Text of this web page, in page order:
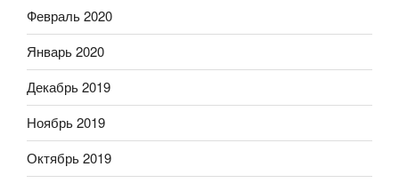
Февраль 2020
Январь 2020
Декабрь 2019
Ноябрь 2019
Октябрь 2019